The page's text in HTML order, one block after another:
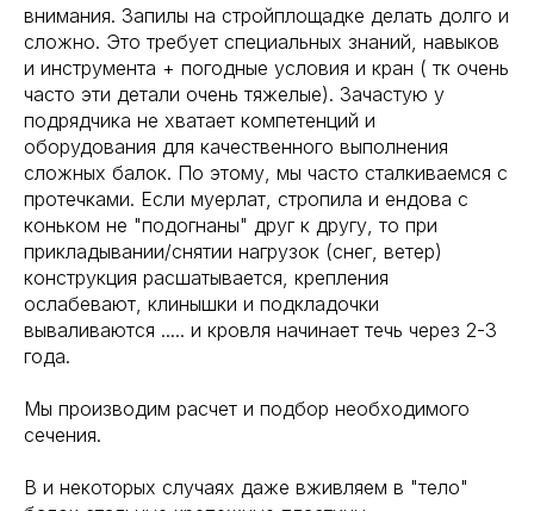
внимания. Запилы на стройплощадке делать долго и
сложно. Это требует специальных знаний, навыков
и инструмента + погодные условия и кран ( тк очень
часто эти детали очень тяжелые). Зачастую у
подрядчика не хватает компетенций и
оборудования для качественного выполнения
сложных балок. По этому, мы часто сталкиваемся с
протечками. Если муерлат, стропила и ендова с
коньком не "подогнаны" друг к другу, то при
прикладывании/снятии нагрузок (снег, ветер)
конструкция расшатывается, крепления
ослабевают, клинышки и подкладочки
вываливаются ..... и кровля начинает течь через 2-3
года.
Мы производим расчет и подбор необходимого
сечения.
В и некоторых случаях даже вживляем в "тело"